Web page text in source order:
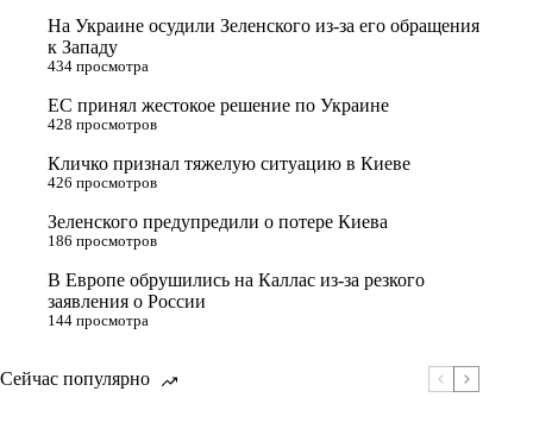
На Украине осудили Зеленского из-за его обращения
к Западу
434 просмотра
ЕС принял жестокое решение по Украине
428 просмотров
Кличко признал тяжелую ситуацию в Киеве
426 просмотров
Зеленского предупредили о потере Киева
186 просмотров
В Европе обрушились на Каллас из-за резкого
заявления о России
144 просмотра
Сейчас популярно